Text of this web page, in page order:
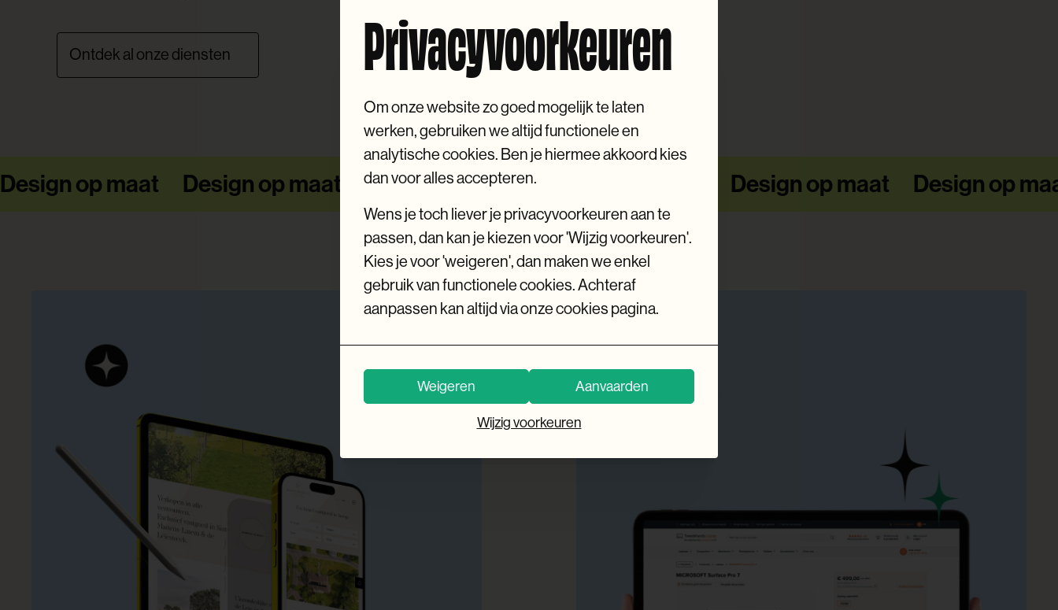
Ontdek al onze diensten
Design op maat Design op maat Design op maat Design op maat Design op
Privacyvoorkeuren
Om onze website zo goed mogelijk te laten
werken, gebruiken we altijd functionele en
analytische cookies. Ben je hiermee akkoord kies
dan voor alles accepteren.
Wens je toch liever je privacyvoorkeuren aan te
passen, dan kan je kiezen voor 'Wijzig voorkeuren'.
Kies je voor 'weigeren', dan maken we enkel
gebruik van functionele cookies. Achteraf
aanpassen kan altijd via onze cookies pagina.
Weigeren Aanvaarden
Wijzig voorkeuren